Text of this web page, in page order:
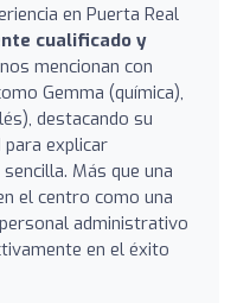
en Puerta Real
cualificado y
mencionan con
Gemma (química),
destacando su
para explicar
Más que una
el centro como una
administrativo
en el éxito